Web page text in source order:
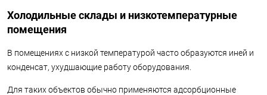
Холодильные склады и низкотемпературные
помещения
В помещениях с низкой температурой часто образуются иней и
конденсат, ухудшающие работу оборудования.
Для таких объектов обычно применяются адсорбционные